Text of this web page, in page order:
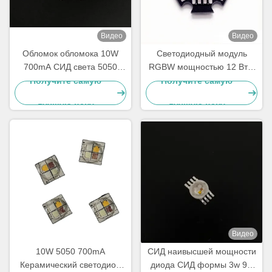
Видео
Обломок обломока 10W
700mA СИД света 5050
SMD RGBA шайбы стены
приведенный наивысшей
мощностью
Получите самую
лучшую цену
Видео
Светодиодный модуль
RGBW мощностью 12 Вт с
4-точечными
светодиодными чипами
Высокомощный светодиод
на печатной плате Black
Получите самую
лучшую цену
10W 5050 700mA
Керамический светодиод
Видео
СИД наивысшей мощности
диода СИД формы 3w 9w